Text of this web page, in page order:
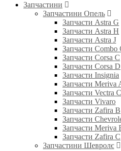
Запчастини
Запчастини Опель
Запчасти Astra G
Запчасти Astra H
Запчасти Astra J
Запчасти Combo
Запчасти Corsa C
Запчасти Corsa D
Запчасти Insignia
Запчасти Meriva
Запчасти Vectra C
Запчасти Vivaro
Запчасти Zafira B
Запчасти
Запчасти Meriva
Запчасти Zafira C
Запчастини Шевролє